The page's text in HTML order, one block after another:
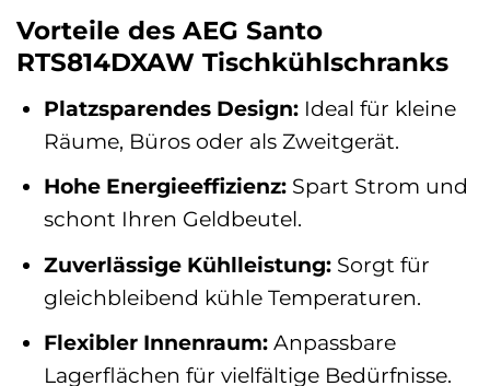
Vorteile des AEG Santo
RTS814DXAW Tischkühlschranks
Platzsparendes Design:Ideal für kleine
Räume, Büros oder als Zweitgerät.
Hohe Energieeffizienz:Spart Strom und
schont Ihren Geldbeutel.
Zuverlässige Kühlleistung:Sorgt für
gleichbleibend kühle Temperaturen.
Flexibler Innenraum:Anpassbare
Lagerflächen für vielfältige Bedürfnisse.